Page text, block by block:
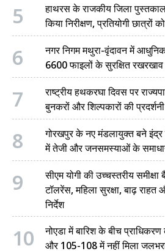
5
हाथरस के राजकीय जिला
किया निरीक्षण, प्रतियोगी
6
नगर निगम मथुरा-वृंदावन में
6600 फाइलों के सुरक्षित रखरखाव
7
राष्ट्रीय हथकरघा दिवस पर
बुनकरों और शिल्पकारों की
8
गोरखपुर के नए मंडलायुक्त बने इंद्र
में तेजी और जनसमस्याओं के
9
सीएम योगी की उच्चस्तरीय
टॉलरेंस, महिला सुरक्षा, बाढ़
निर्देश
10
नोएडा में बारिश के बीच
और 105-108 में नहीं मिला